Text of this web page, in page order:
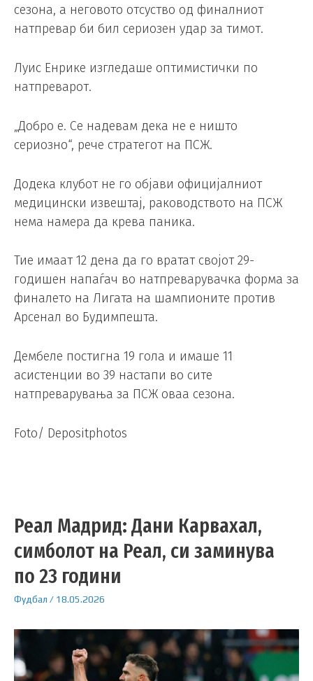
сезона, а неговото отсуство од финалниот
натпревар би бил сериозен удар за тимот.
Луис Енрике изгледаше оптимистички по
натпреварот.
„Добро е. Се надевам дека не е ништо
сериозно“, рече стратегот на ПСЖ.
Додека клубот не го објави официјалниот
медицински извештај, раководството на ПСЖ
нема намера да крева паника.
Тие имаат 12 дена да го вратат својот 29-
годишен напаѓач во натпреварувачка форма за
финалето на Лигата на шампионите против
Арсенал во Будимпешта.
Дембеле постигна 19 гола и имаше 11
асистенции во 39 настапи во сите
натпреварувања за ПСЖ оваа сезона.
Foto/ Depositphotos
Реал Мадрид: Дани Карвахал,
симболот на Реал, си заминува
по 23 години
Фудбал / 18.05.2026